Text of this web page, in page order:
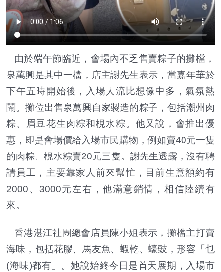
由於端午節臨近，會場內不乏售賣粽子的攤檔，
泉萬興是其中一檔，店主謝先生表示，當嘉年華於
下午五時開始後，入場人流比想像中多，氣氛熱
鬧。攤位出售泉萬興自家製造的粽子，包括潮州肉
粽、眉豆花生肉粽和梘水粽。他又說，會推出優
惠，即是會場價給入場市民購物，例如賣40元一隻
的肉粽、梘水粽賣20元三隻。謝先生透露，沒有聘
請員工，主要靠家人前來幫忙，目前生意額約有
2000、3000元左右，他滿意銷情，相信陸續有
來。
香港湛江社團總會店員陳小姐表示，攤檔主打賣
海味，包括花膠、馬友魚、蝦乾、蠔豉，形容「乜
(海味)都有」。她說始終今日是首天展期，入場市